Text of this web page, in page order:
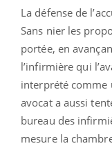
La défense de
Sans nier les
portée, en
l’infirmière qui
interprété comme
avocat a aussi
bureau des
mesure la